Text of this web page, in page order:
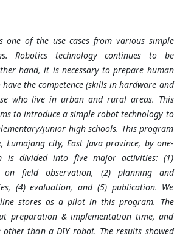
one of the use cases from various simple
Robotics technology continues to be
hand, it is necessary to prepare human
the competence (skills in hardware and
who live in urban and rural areas. This
to introduce a simple robot technology to
junior high schools. This program
city, East Java province, by one-
is divided into five major activities: (1)
on field observation, (2) planning and
(4) evaluation, and (5) publication. We
stores as a pilot in this program. The
preparation & implementation time, and
than a DIY robot. The results showed